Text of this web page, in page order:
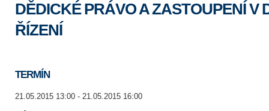
DĚDICKÉ PRÁVO A ZASTOUPENÍ V
ŘÍZENÍ
TERMÍN
21.05.2015 13:00 - 21.05.2015 16:00